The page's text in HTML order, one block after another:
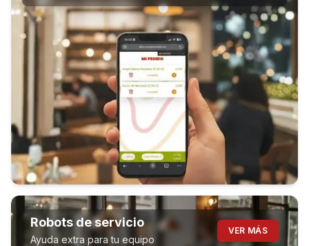
Robots de servicio
Ayuda extra para tu equipo
VER MÁS